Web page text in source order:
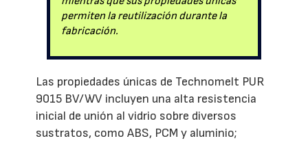
permiten la reutilización durante la
fabricación.
Las propiedades únicas de Technomelt PUR
9015 BV/WV incluyen una alta resistencia
inicial de unión al vidrio sobre diversos
sustratos, como ABS, PCM y aluminio;